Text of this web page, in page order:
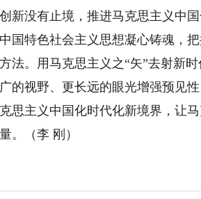
没有止境，推进马克思主义中国
国特色社会主义思想凝心铸魂，
法。用马克思主义之“矢”去射新
的视野、更长远的眼光增强预见
思主义中国化时代化新境界，让
。（李 刚）